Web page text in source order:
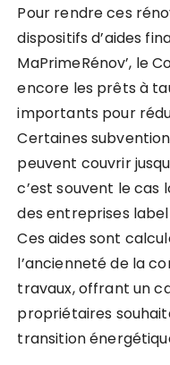
Pour rendre ces
dispositifs d’aides
MaPrimeRénov’, le
encore les prêts à
importants pour
Certaines
peuvent couvrir
c’est souvent le cas
des entreprises
Ces aides sont
l’ancienneté de la
travaux, offrant un
propriétaires
transition